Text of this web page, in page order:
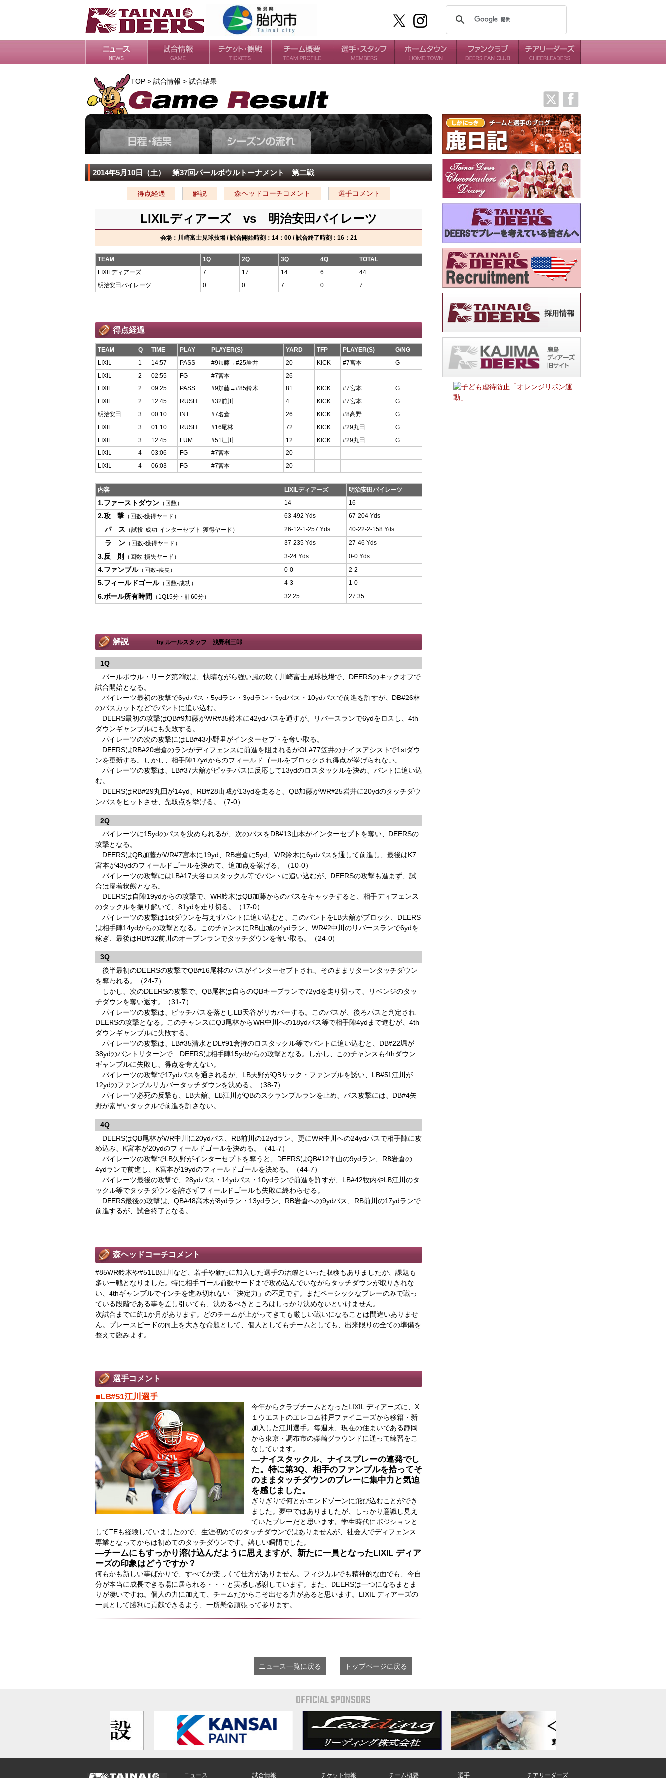
日程・結果
シーズンの流れ チケット
会場・アクセス
ルールガイド
TOP > 試合情報 > 試合結果
2014年5月10日（土） 第37回パールボウルトーナメント 第二戦
得点経過 解説 森ヘッドコーチコメント 選手コメント
LIXILディアーズ vs 明治安田パイレーツ
会場：川崎富士見球技場 / 試合開始時刻：14：00 / 試合終了時刻：16：21
TEAM 1Q 2Q 3Q 4Q
TOTAL
LIXILディアーズ
7 17 14 6
44
明治安田パイレーツ
0 0 7 0 7
得点経過
TEAM Q TIME PLAY PLAYER(S) YARD TFP PLAYER(S)
G/NG
LIXIL
1 14:57 PASS #9加藤→#25岩井 20 KICK #7宮本
G
LIXIL
2 02:55 FG #7宮本 26 – –
–
LIXIL
2 09:25 PASS #9加藤→#85鈴木 81 KICK #7宮本
G
LIXIL
2 12:45 RUSH #32前川 4 KICK #7宮本
G
明治安田
3 00:10 INT #7名倉 26 KICK #8高野
G
LIXIL
3 01:10 RUSH #16尾林 72 KICK #29丸田
G
LIXIL
3 12:45 FUM #51江川 12 KICK #29丸田
G
LIXIL
4 03:06 FG #7宮本 20 – –
–
LIXIL
4 06:03 FG #7宮本 20 – – –
内容 LIXILディアーズ 明治安田パイレーツ
1.ファーストダウン （回数） 14 16
2.攻 撃 （回数-獲得ヤード） 63-492 Yds 67-204 Yds
パ ス （試投-成功-インターセプト-獲得ヤード） 26-12-1-257 Yds 40-22-2-158 Yds
ラ ン （回数-獲得ヤード） 37-235 Yds 27-46 Yds
3.反 則 （回数-損失ヤード） 3-24 Yds 0-0 Yds
4.ファンブル（回数-喪失） 0-0 2-2
5.フィールドゴール（回数-成功） 4-3 1-0
6.ボール所有時間 （1Q15分・計60分） 32:25 27:35
解説 by ルールスタッフ 浅野利三郎
1Q
パールボウル・リーグ第2戦は、快晴ながら強い風の吹く川崎富士見球技場で、DEERSのキックオフで
試合開始となる。
パイレーツ最初の攻撃で6ydパス・5ydラン・3ydラン・9ydパス・10ydパスで前進を許すが、DB#26林
のパスカットなどでパントに追い込む。
DEERS最初の攻撃はQB#9加藤がWR#85鈴木に42ydパスを通すが、リバースランで6ydをロスし、4th
ダウンギャンブルにも失敗する。
パイレーツの次の攻撃にはLB#43小野里がインターセプトを奪い取る。
DEERSはRB#20岩倉のランがディフェンスに前進を阻まれるがOL#77笠井のナイスアシストで1stダウ
ンを更新する。しかし、相手陣17ydからのフィールドゴールをブロックされ得点が挙げられない。
パイレーツの攻撃は、LB#37大舘がピッチパスに反応して13ydのロスタックルを決め、パントに追い込
む。
DEERSはRB#29丸田が14yd、RB#28山城が13ydを走ると、QB加藤がWR#25岩井に20ydのタッチダウ
ンパスをヒットさせ、先取点を挙げる。（7-0）
2Q
パイレーツに15ydのパスを決められるが、次のパスをDB#13山本がインターセプトを奪い、DEERSの
攻撃となる。
DEERSはQB加藤がWR#7宮本に19yd、RB岩倉に5yd、WR鈴木に6ydパスを通して前進し、最後はK7
宮本が43ydのフィールドゴールを決めて、追加点を挙げる。（10-0）
パイレーツの攻撃にはLB#17天谷ロスタックル等でパントに追い込むが、DEERSの攻撃も進まず、試
合は膠着状態となる。
DEERSは自陣19ydからの攻撃で、WR鈴木はQB加藤からのパスをキャッチすると、相手ディフェンス
のタックルを振り解いて、81ydを走り切る。（17-0）
パイレーツの攻撃は1stダウンを与えずパントに追い込むと、このパントをLB大舘がブロック、DEERS
は相手陣14ydからの攻撃となる。このチャンスにRB山城の4ydラン、WR#2中川のリバースランで6ydを
稼ぎ、最後はRB#32前川のオープンランでタッチダウンを奪い取る。（24-0）
3Q
後半最初のDEERSの攻撃でQB#16尾林のパスがインターセプトされ、そのままリターンタッチダウン
を奪われる。（24-7）
しかし、次のDEERSの攻撃で、QB尾林は自らのQBキープランで72ydを走り切って、リベンジのタッ
チダウンを奪い返す。（31-7）
パイレーツの攻撃は、ピッチパスを落としLB天谷がリカバーする。このパスが、後ろパスと判定され
DEERSの攻撃となる。このチャンスにQB尾林からWR中川への18ydパス等で相手陣4ydまで進むが、4th
ダウンギャンブルに失敗する。
パイレーツの攻撃は、LB#35清水とDL#91倉持のロスタックル等でパントに追い込むと、DB#22堀が
38ydのパントリターンで DEERSは相手陣15ydからの攻撃となる。しかし、このチャンスも4thダウン
ギャンブルに失敗し、得点を奪えない。
パイレーツの攻撃で17ydパスを通されるが、LB天野がQBサック・ファンブルを誘い、LB#51江川が
12ydのファンブルリカバータッチダウンを決める。（38-7）
パイレーツ必死の反撃も、LB大舘、LB江川がQBのスクランブルランを止め、パス攻撃には、DB#4矢
野が素早いタックルで前進を許さない。
4Q
DEERSはQB尾林がWR中川に20ydパス、RB前川の12ydラン、更にWR中川への24ydパスで相手陣に攻
め込み、K宮本が20ydのフィールドゴールを決める。（41-7）
パイレーツの攻撃でLB矢野がインターセプトを奪うと、DEERSはQB#12平山の9ydラン、RB岩倉の
4ydランで前進し、K宮本が19ydのフィールドゴールを決める。（44-7）
パイレーツ最後の攻撃で、28ydパス・14ydパス・10ydランで前進を許すが、LB#42牧内やLB江川のタ
ックル等でタッチダウンを許さずフィールドゴールも失敗に終わらせる。
DEERS最後の攻撃は、QB#48高木が8ydラン・13ydラン、RB岩倉への9ydパス、RB前川の17ydランで
前進するが、試合終了となる。
森ヘッドコーチコメント
#85WR鈴木や#51LB江川など、若手や新たに加入した選手の活躍といった収穫もありましたが、課題も
多い一戦となりました。特に相手ゴール前数ヤードまで攻め込んでいながらタッチダウンが取りきれな
い、4thギャンブルでインチを進み切れない「決定力」の不足です。まだベーシックなプレーのみで戦っ
ている段階である事を差し引いても、決めるべきところはしっかり決めないといけません。
次試合までに約1か月があります。どのチームが上がってきても厳しい戦いになることは間違いありませ
ん。プレースピードの向上を大きな命題として、個人としてもチームとしても、出来限りの全ての準備を
整えて臨みます。
選手コメント
■LB#51江川選手
今年からクラブチームとなったLIXIL ディアーズに、X
１ウエストのエレコム神戸ファイニーズから移籍・新
加入した江川選手。毎週末、現在の住まいである静岡
から東京・調布市の柴崎グラウンドに通って練習をこ
なしています。
―ナイスタックル、ナイスプレーの連発でし
た。特に第3Q、相手のファンブルを拾ってそ
のままタッチダウンのプレーに集中力と気迫
を感じました。
ぎりぎりで何とかエンドゾーンに飛び込むことができ
ました。夢中ではありましたが、しっかり意識し見え
ていたプレーだと思います。学生時代にポジションと
してTEも経験していましたので、生涯初めてのタッチダウンではありませんが、社会人でディフェンス
専業となってからは初めてのタッチダウンです。嬉しい瞬間でした。
―チームにもすっかり溶け込んだように思えますが、新たに一員となったLIXIL ディア
ーズの印象はどうですか？
何もかも新しい事ばかりで、すべてが楽しくて仕方がありません。フィジカルでも精神的な面でも、今自
分が本当に成長できる場に居られる・・・と実感し感謝しています。また、DEERSは一つになるまとま
りが凄いですね。個人の力に加えて、チームだからこそ出せる力があると思います。LIXIL ディアーズの
一員として勝利に貢献できるよう、一所懸命頑張って参ります。
ニュース一覧に戻る トップページに戻る
OFFICIAL SPONSORS
ニュース 試合情報 チケット情報 チーム概要 選手 チアリーダーズ